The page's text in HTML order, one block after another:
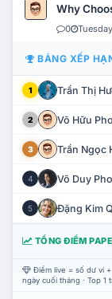
Why
0
BẢNG XẾP
1 Trần Thị
2 Võ Hữu
3 Trần Ngọc
4 Võ Duy
5 Đặng Kim
TỔNG ĐIỂM
Điểm live = số dư ví
ngày cuối tháng · Top 1